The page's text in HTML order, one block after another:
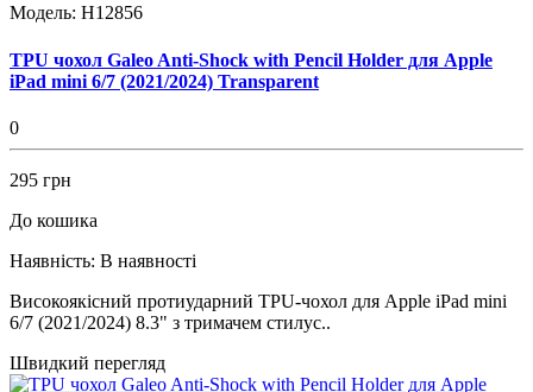
Модель: H12856
TPU чохол Galeo Anti-Shock with Pencil Holder для Apple
iPad mini 6/7 (2021/2024) Transparent
0
295 грн
До кошика
Наявність: В наявності
Високоякісний протиударний TPU-чохол для Apple iPad mini
6/7 (2021/2024) 8.3" з тримачем стилус..
Швидкий перегляд